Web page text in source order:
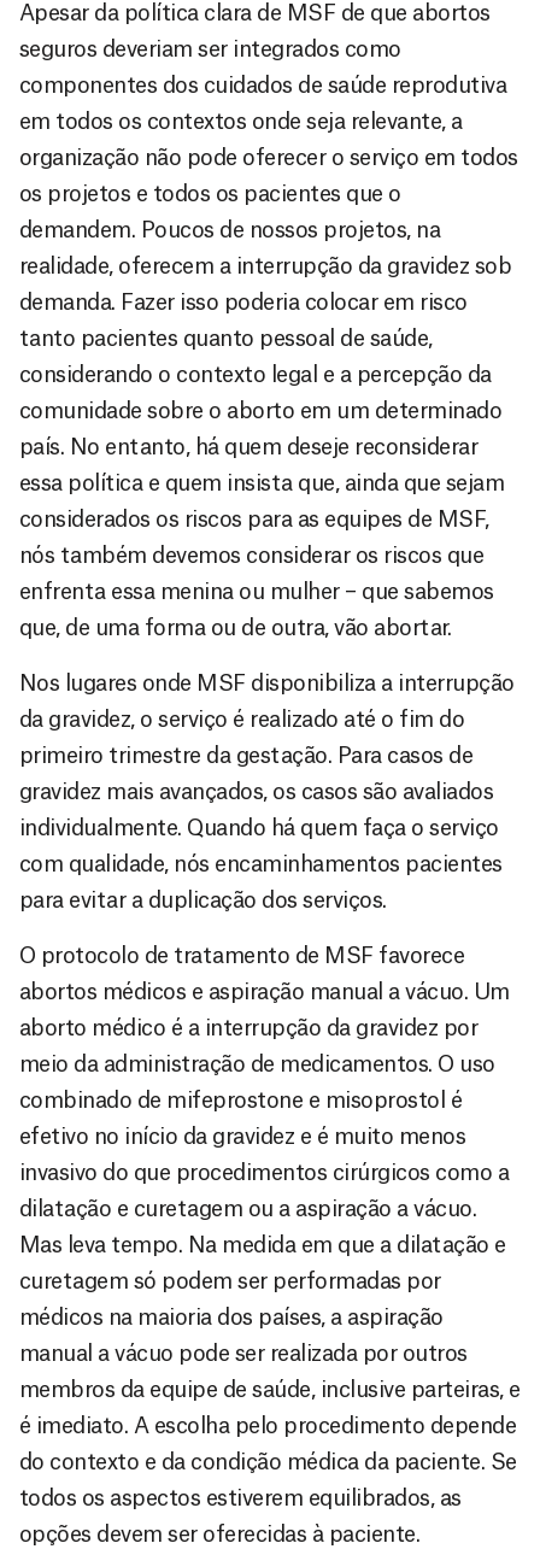
Apesar da política clara de MSF de que abortos
seguros deveriam ser integrados como
componentes dos cuidados de saúde reprodutiva
em todos os contextos onde seja relevante, a
organização não pode oferecer o serviço em todos
os projetos e todos os pacientes que o
demandem. Poucos de nossos projetos, na
realidade, oferecem a interrupção da gravidez sob
demanda. Fazer isso poderia colocar em risco
tanto pacientes quanto pessoal de saúde,
considerando o contexto legal e a percepção da
comunidade sobre o aborto em um determinado
país. No entanto, há quem deseje reconsiderar
essa política e quem insista que, ainda que sejam
considerados os riscos para as equipes de MSF,
nós também devemos considerar os riscos que
enfrenta essa menina ou mulher – que sabemos
que, de uma forma ou de outra, vão abortar.
Nos lugares onde MSF disponibiliza a interrupção
da gravidez, o serviço é realizado até o fim do
primeiro trimestre da gestação. Para casos de
gravidez mais avançados, os casos são avaliados
individualmente. Quando há quem faça o serviço
com qualidade, nós encaminhamentos pacientes
para evitar a duplicação dos serviços.
O protocolo de tratamento de MSF favorece
abortos médicos e aspiração manual a vácuo. Um
aborto médico é a interrupção da gravidez por
meio da administração de medicamentos. O uso
combinado de mifeprostone e misoprostol é
efetivo no início da gravidez e é muito menos
invasivo do que procedimentos cirúrgicos como a
dilatação e curetagem ou a aspiração a vácuo.
Mas leva tempo. Na medida em que a dilatação e
curetagem só podem ser performadas por
médicos na maioria dos países, a aspiração
manual a vácuo pode ser realizada por outros
membros da equipe de saúde, inclusive parteiras, e
é imediato. A escolha pelo procedimento depende
do contexto e da condição médica da paciente. Se
todos os aspectos estiverem equilibrados, as
opções devem ser oferecidas à paciente.